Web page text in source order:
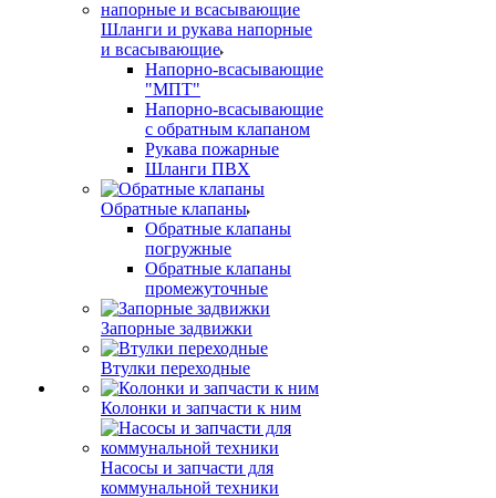
Шланги и рукава напорные
и всасывающие
Напорно-всасывающие
"МПТ"
Напорно-всасывающие
с обратным клапаном
Рукава пожарные
Шланги ПВХ
Обратные клапаны
Обратные клапаны
погружные
Обратные клапаны
промежуточные
Запорные задвижки
Втулки переходные
Колонки и запчасти к ним
Насосы и запчасти для
коммунальной техники